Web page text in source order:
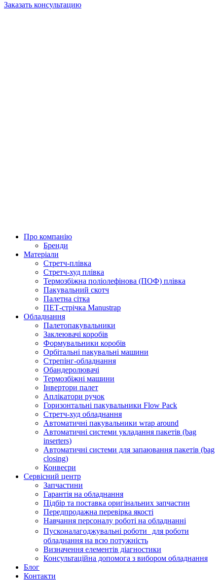
Заказать консультацию
Про компанію
Бренди
Матеріали
Стретч-плівка
Стретч-худ плівка
Термозбіжна поліолефінова (ПОФ) плівка
Пакувальний скотч
Палетна сітка
ПЕТ-стрічка Manustrap
Обладнання
Палетопакувальники
Заклеювачі коробів
Формувальники коробів
Орбітальні пакувальні машини
Стрепінг-обладнання
Обандеролювачі
Термозбіжні машини
Інвертори палет
Аплікатори ручок
Горизонтальні пакувальники Flow Pack
Стретч-худ обладнання
Автоматичні пакувальники wrap around
Автоматичні системи укладання пакетів (bag
inserters)
Автоматичні системи для запаювання пакетів (bag
closing)
Конвеєри
Сервісний центр
Запчастини
Гарантія на обладнання
Підбір та поставка оригінальних запчастин
Передпродажна перевірка якості
Навчання персоналу роботі на обладнанні
Пусконалагоджувальні роботи для роботи
обладнання на всю потужність
Визначення елементів діагностики
Консультаційна допомога з вибором обладнання
Блог
Контакти